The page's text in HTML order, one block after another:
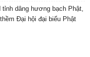
dâng hương bạch Phật,
Đại hội đại biểu Phật